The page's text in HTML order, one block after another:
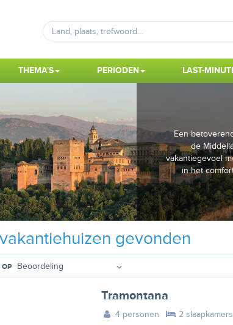
THEMA'S PERIODEN LAST-
Een
de
vakantiegevoel
in het
vakantiehuizen gevonden
OP
Tramontana
4 personen 2 slaapkamers